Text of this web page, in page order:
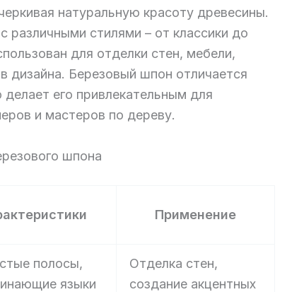
натуральную красоту древесины.
различными стилями – от классики до
для отделки стен, мебели,
дизайна. Березовый шпон отличается
его привлекательным для
и мастеров по дереву.
шпона
Применение
полосы,
языки
Отделка стен,
создание акцентных